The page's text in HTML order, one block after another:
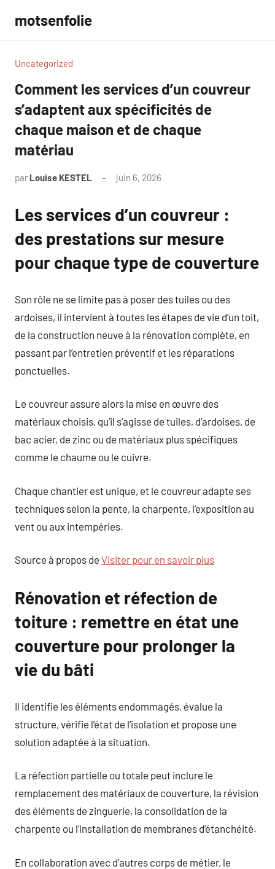
contenu
motsenfolie
Uncategorized
Comment les services d’un couvreur
s’adaptent aux spécificités de
chaque maison et de chaque
matériau
par Louise KESTEL juin 6, 2026
Les services d’un couvreur :
des prestations sur mesure
pour chaque type de couverture
Son rôle ne se limite pas à poser des tuiles ou des
ardoises, il intervient à toutes les étapes de vie d’un toit,
de la construction neuve à la rénovation complète, en
passant par l’entretien préventif et les réparations
ponctuelles.
Le couvreur assure alors la mise en œuvre des
matériaux choisis, qu’il s’agisse de tuiles, d’ardoises, de
bac acier, de zinc ou de matériaux plus spécifiques
comme le chaume ou le cuivre.
Chaque chantier est unique, et le couvreur adapte ses
techniques selon la pente, la charpente, l’exposition au
vent ou aux intempéries.
Source à propos de Visiter pour en savoir plus
Rénovation et réfection de
toiture : remettre en état une
couverture pour prolonger la
vie du bâti
Il identifie les éléments endommagés, évalue la
structure, vérifie l’état de l’isolation et propose une
solution adaptée à la situation.
La réfection partielle ou totale peut inclure le
remplacement des matériaux de couverture, la révision
des éléments de zinguerie, la consolidation de la
charpente ou l’installation de membranes d’étanchéité.
En collaboration avec d’autres corps de métier, le